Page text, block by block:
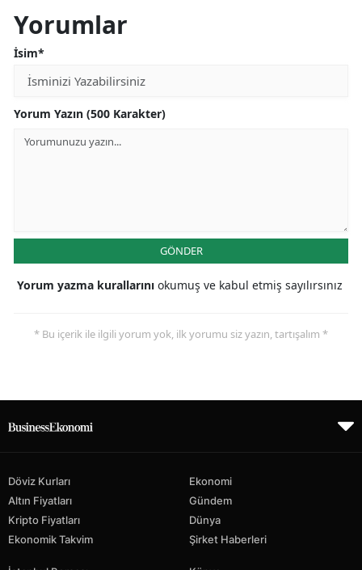
Yorumlar
İsim*
Yorum Yazın (500 Karakter)
GÖNDER
Yorum yazma kurallarını okumuş ve kabul etmiş sayılırsınız
* Bu içerik ile ilgili yorum yok, ilk yorumu siz yazın, tartışalım *
Döviz Kurları
Altın Fiyatları
Kripto Fiyatları
Ekonomik Takvim
Ekonomi
Gündem
Dünya
Şirket Haberleri